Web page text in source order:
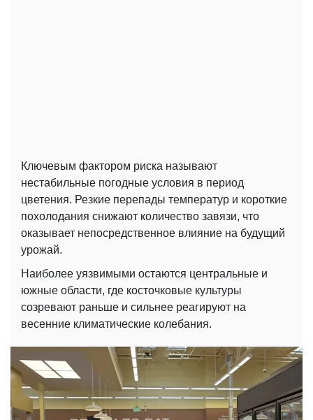
Ключевым фактором риска называют
нестабильные погодные условия в период
цветения. Резкие перепады температур и короткие
похолодания снижают количество завязи, что
оказывает непосредственное влияние на будущий
урожай.
Наиболее уязвимыми остаются центральные и
южные области, где косточковые культуры
созревают раньше и сильнее реагируют на
весенние климатические колебания.